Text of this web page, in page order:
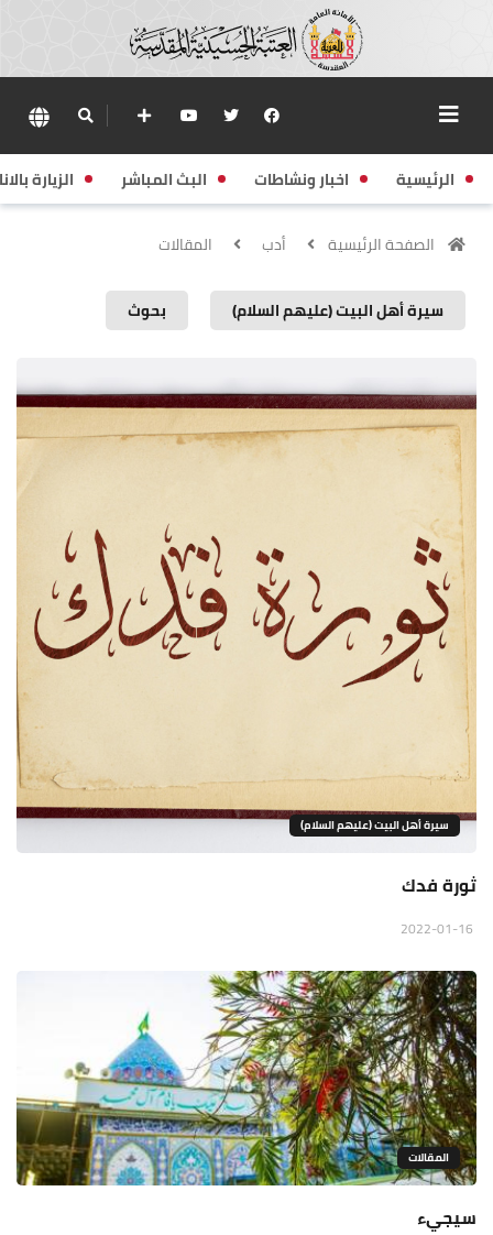
الرئيسية اخبار ونشاطات البث المباشر الزيارة
الصفحة الرئيسية أدب المقالات
سيرة أهل البيت (عليهم السلام) بحوث
سيرة أهل البيت (عليهم السلام)
ثورة فدك
المقالات
سيجيء